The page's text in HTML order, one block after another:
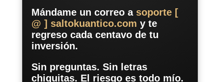
Mándame un correo a soporte [
@ ] saltokuantico.com y te
regreso cada centavo de tu
inversión.
Sin preguntas. Sin letras
chiquitas. El riesgo es todo mío.